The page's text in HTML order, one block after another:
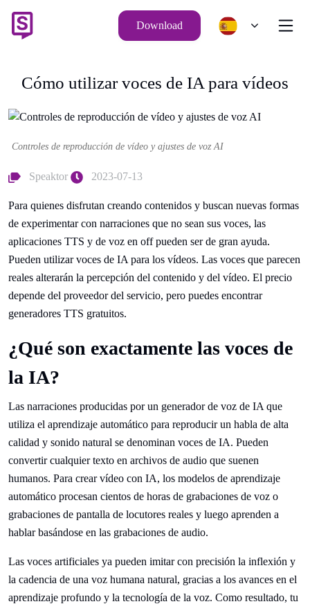
Download
Cómo utilizar voces de IA para vídeos
Controles de reproducción de vídeo y ajustes de voz AI
Speaktor 2023-07-13
Para quienes disfrutan creando contenidos y buscan nuevas formas
de experimentar con narraciones que no sean sus voces, las
aplicaciones TTS y de voz en off pueden ser de gran ayuda.
Pueden utilizar voces de IA para los vídeos. Las voces que parecen
reales alterarán la percepción del contenido y del vídeo. El precio
depende del proveedor del servicio, pero puedes encontrar
generadores TTS gratuitos.
¿Qué son exactamente las voces de
la IA?
Las narraciones producidas por un generador de voz de IA que
utiliza el aprendizaje automático para reproducir un habla de alta
calidad y sonido natural se denominan voces de IA. Pueden
convertir cualquier texto en archivos de audio que suenen
humanos. Para crear vídeo con IA, los modelos de aprendizaje
automático procesan cientos de horas de grabaciones de voz o
grabaciones de pantalla de locutores reales y luego aprenden a
hablar basándose en las grabaciones de audio.
Las voces artificiales ya pueden imitar con precisión la inflexión y
la cadencia de una voz humana natural, gracias a los avances en el
aprendizaje profundo y la tecnología de la voz. Como resultado, tu